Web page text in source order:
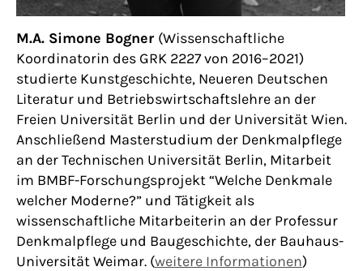
M.A. Simone Bogner (Wissenschaftliche
Koordinatorin des GRK 2227 von 2016–2021)
studierte Kunstgeschichte, Neueren Deutschen
Literatur und Betriebswirtschaftslehre an der
Freien Universität Berlin und der Universität Wien.
Anschließend Masterstudium der Denkmalpflege
an der Technischen Universität Berlin, Mitarbeit
im BMBF-Forschungsprojekt “Welche Denkmale
welcher Moderne?” und Tätigkeit als
wissenschaftliche Mitarbeiterin an der Professur
Denkmalpflege und Baugeschichte, der Bauhaus-
Universität Weimar. (weitere Informationen)